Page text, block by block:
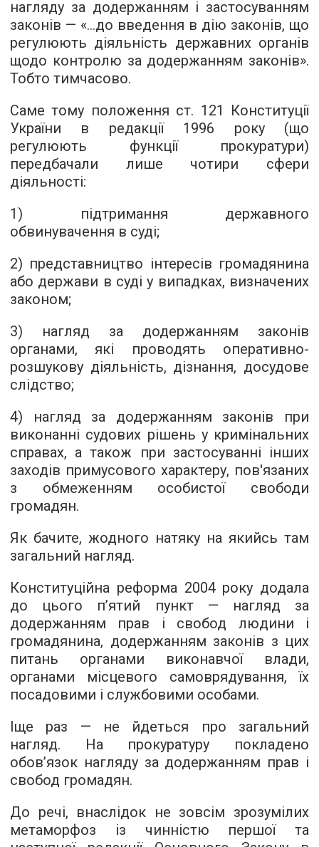
нагляду за додержанням і застосуванням
законів — «...до введення в дію законів, що
регулюють діяльність державних органів
щодо контролю за додержанням законів».
Тобто тимчасово.
Саме тому положення ст. 121 Конституції
України в редакції 1996 року (що
регулюють функції прокуратури)
передбачали лише чотири сфери
діяльності:
1) підтримання державного
обвинувачення в суді;
2) представництво інтересів громадянина
або держави в суді у випадках, визначених
законом;
3) нагляд за додержанням законів
органами, які проводять оперативно-
розшукову діяльність, дізнання, досудове
слідство;
4) нагляд за додержанням законів при
виконанні судових рішень у кримінальних
справах, а також при застосуванні інших
заходів примусового характеру, пов'язаних
з обмеженням особистої свободи
громадян.
Як бачите, жодного натяку на якийсь там
загальний нагляд.
Конституційна реформа 2004 року додала
до цього п’ятий пункт — нагляд за
додержанням прав і свобод людини і
громадянина, додержанням законів з цих
питань органами виконавчої влади,
органами місцевого самоврядування, їх
посадовими і службовими особами.
Іще раз — не йдеться про загальний
нагляд. На прокуратуру покладено
обов’язок нагляду за додержанням прав і
свобод громадян.
До речі, внаслідок не зовсім зрозумілих
метаморфоз із чинністю першої та